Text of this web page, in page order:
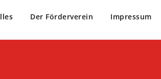
Der Förderverein Impressum